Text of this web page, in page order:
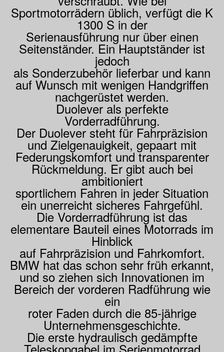
Sportmotorrädern üblich, verfügt die K
1300 S in der
Serienausführung nur über einen
Seitenständer. Ein Hauptständer ist
jedoch
als Sonderzubehör lieferbar und kann
auf Wunsch mit wenigen Handgriffen
nachgerüstet werden.
Duolever als perfekte
Vorderradführung.
Der Duolever steht für Fahrpräzision
und Zielgenauigkeit, gepaart mit
Federungskomfort und transparenter
Rückmeldung. Er gibt auch bei
ambitioniert
sportlichem Fahren in jeder Situation
ein unerreicht sicheres Fahrgefühl.
Die Vorderradführung ist das
elementare Bauteil eines Motorrads im
Hinblick
auf Fahrpräzision und Fahrkomfort.
BMW hat das schon sehr früh erkannt,
und so ziehen sich Innovationen im
Bereich der vorderen Radführung wie
ein
roter Faden durch die 85-jährige
Unternehmensgeschichte.
Die erste hydraulisch gedämpfte